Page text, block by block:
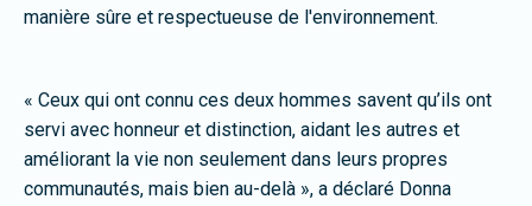
manière sûre et respectueuse de l'environnement.
« Ceux qui ont connu ces deux hommes savent qu’ils ont
servi avec honneur et distinction, aidant les autres et
améliorant la vie non seulement dans leurs propres
communautés, mais bien au-delà », a déclaré Donna